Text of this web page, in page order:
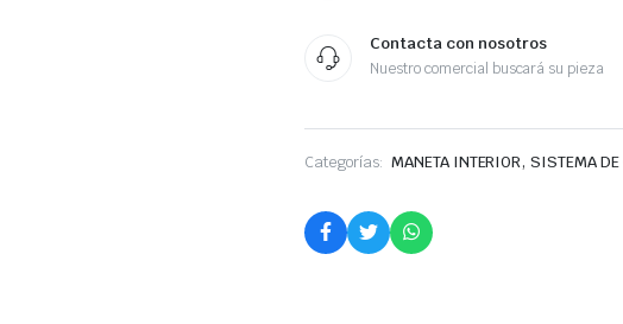
Contacta con nosotros
Nuestro comercial buscará su pieza
Categorías: MANETA INTERIOR, SISTEMA DE